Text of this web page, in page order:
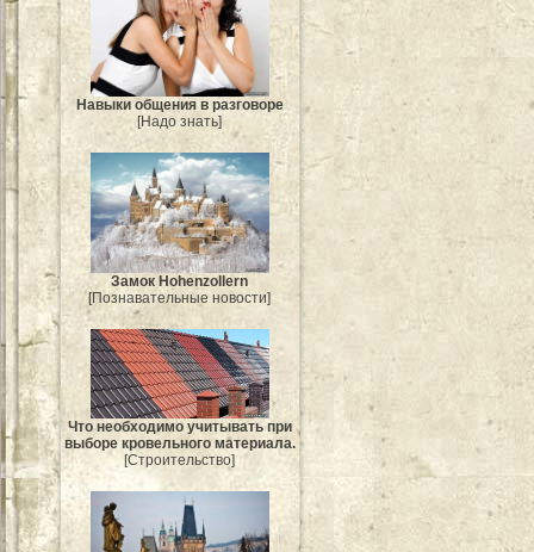
Навыки общения в разговоре
[Надо знать]
Замок Hohenzollern
[Познавательные новости]
Что необходимо учитывать при
выборе кровельного материала.
[Строительство]